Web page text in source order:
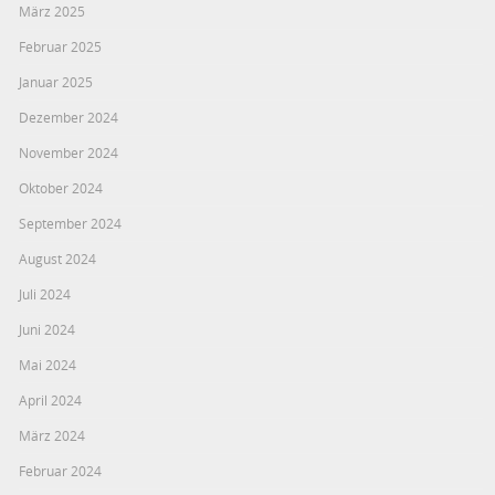
März 2025
Februar 2025
Januar 2025
Dezember 2024
November 2024
Oktober 2024
September 2024
August 2024
Juli 2024
Juni 2024
Mai 2024
April 2024
März 2024
Februar 2024